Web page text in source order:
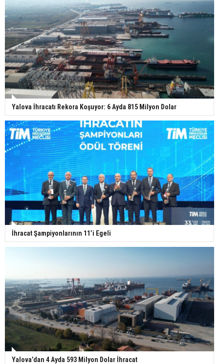
Yalova İhracatı Rekora Koşuyor: 6 Ayda 815 Milyon Dolar
İhracat Şampiyonlarının 11’i Egeli
Yalova’dan 4 Ayda 593 Milyon Dolar İhracat